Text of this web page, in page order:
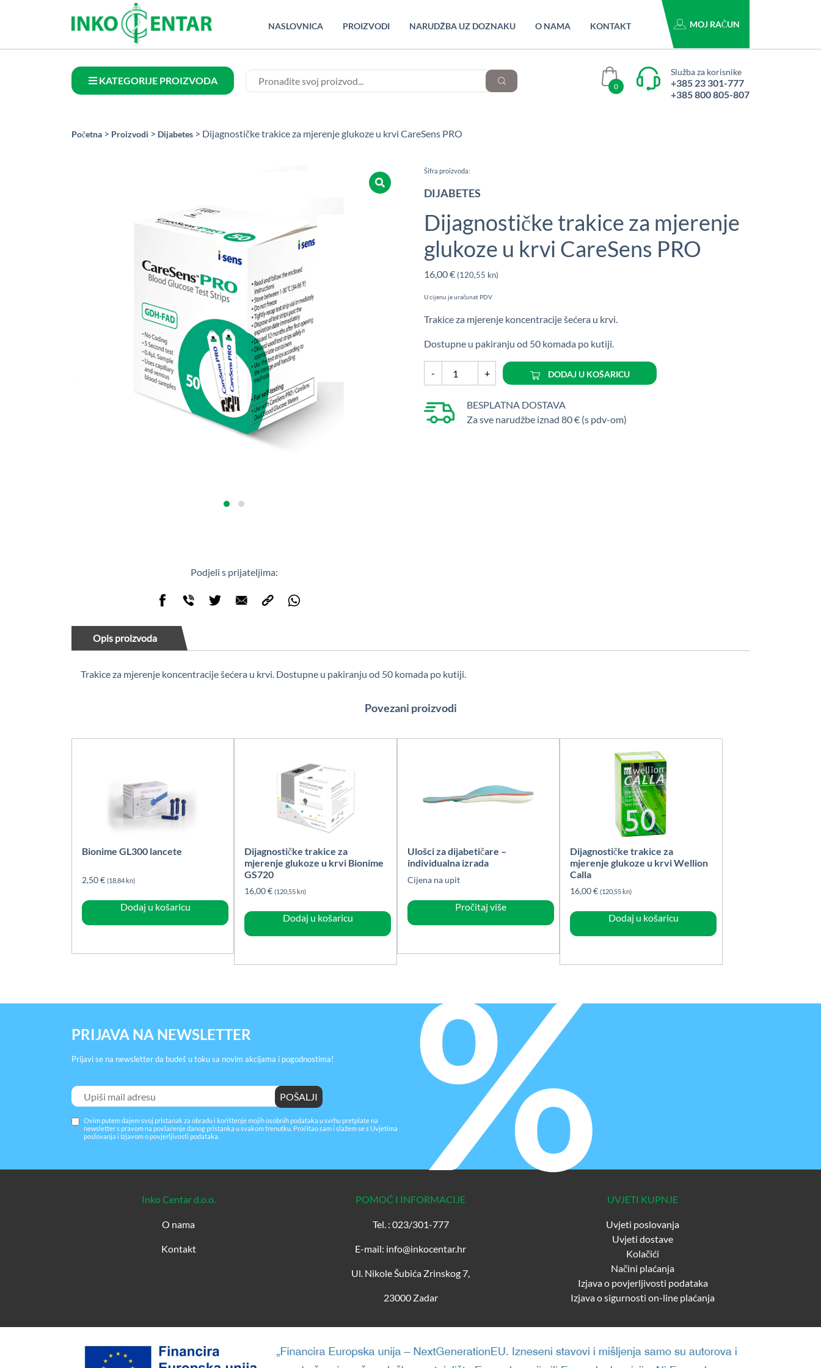
NASLOVNICA PROIZVODI NARUDŽBA UZ DOZNAKU O NAMA KONTAKT MOJ RAČUN
KATEGORIJE PROIZVODA
0
Služba za korisnike
+385 23 301-777
+385 800 805-807
Početna > Proizvodi > Dijabetes > Dijagnostičke trakice za mjerenje glukoze u krvi CareSens PRO
Podjeli s prijateljima:
Šifra proizvoda:
DIJABETES
Dijagnostičke trakice za mjerenje
glukoze u krvi CareSens PRO
16,00€ (120,55 kn)
U cijenu je uračunat PDV
Trakice za mjerenje koncentracije šećera u krvi.
Dostupne u pakiranju od 50 komada po kutiji.
-
trakice
mjerenje
glukoze
+ DODAJ U KOŠARICU
BESPLATNA DOSTAVA
Za sve narudžbe iznad 80 € (s pdv-om)
Opis proizvoda
Trakice za mjerenje koncentracije šećera u krvi. Dostupne u pakiranju od 50 komada po kutiji.
Povezani proizvodi
Bionime GL300 lancete
2,50€ (18,84 kn)
Dodaj u košaricu
Dijagnostičke trakice za
mjerenje glukoze u krvi Bionime
GS720
16,00€ (120,55 kn)
Dodaj u košaricu
Ulošci za dijabetičare –
individualna izrada
Cijena na upit
Pročitaj više
Dijagnostičke trakice za
mjerenje glukoze u krvi Wellion
Calla
16,00€ (120,55 kn)
Dodaj u košaricu
PRIJAVA NA NEWSLETTER
Prijavi se na newsletter da budeš u toku sa novim akcijama i pogodnostima!
Ovim putem dajem svoj pristanak za obradu i korištenje mojih osobnih podataka u svrhu pretplate na
newsletter s pravom na povlačenje danog pristanka u svakom trenutku. Pročitao sam i slažem se s Uvjetima
poslovanja i Izjavom o povjerljivosti podataka
Inko Centar d.o.o.
O nama
Kontakt
POMOĆ I INFORMACIJE
Tel. : 023/301-777
E-mail: info@inkocentar.hr
Ul. Nikole Šubića Zrinskog 7,
23000 Zadar
UVJETI KUPNJE
Uvjeti poslovanja
Uvjeti dostave
Kolačići
Načini plaćanja
Izjava o povjerljivosti podataka
Izjava o sigurnosti on-line plaćanja